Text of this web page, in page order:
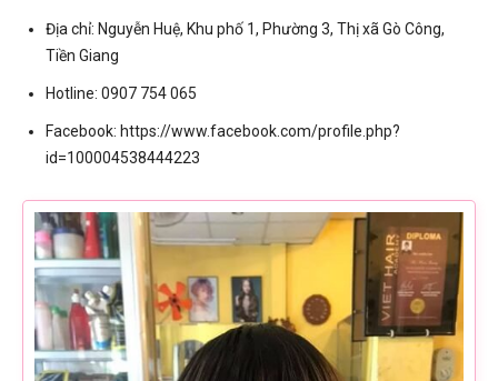
Địa chỉ: Nguyễn Huệ, Khu phố 1, Phường 3, Thị xã Gò Công,
Tiền Giang
Hotline: 0907 754 065
Facebook: https://www.facebook.com/profile.php?
id=100004538444223